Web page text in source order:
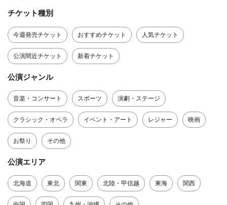
チケット種別
今週発売チケット おすすめチケット 人気チケット
公演間近チケット 新着チケット
公演ジャンル
音楽・コンサート スポーツ 演劇・ステージ
クラシック・オペラ イベント・アート レジャー 映画
お祭り その他
公演エリア
北海道 東北 関東 北陸・甲信越 東海 関西